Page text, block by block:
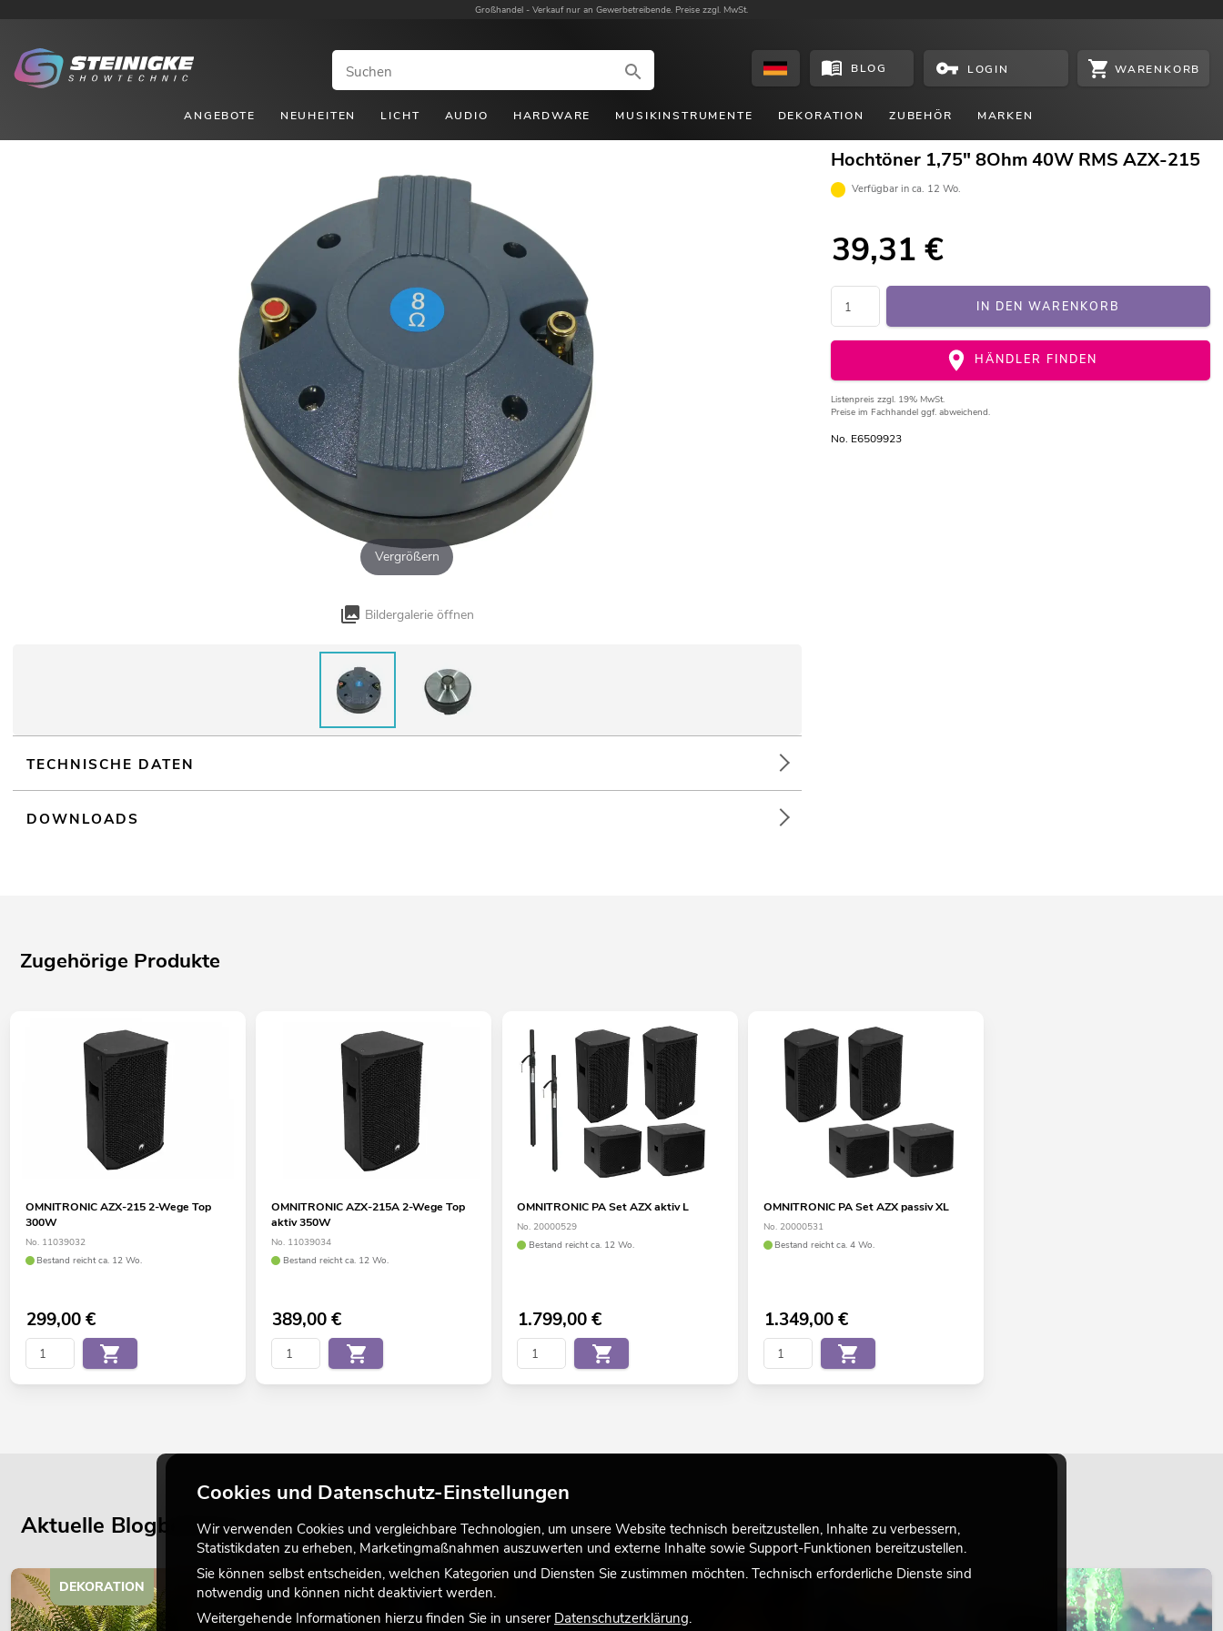
Großhandel - Verkauf nur an Gewerbetreibende. Preise zzgl. MwSt.
BLOG LOGIN WARENKORB
ANGEBOTE NEUHEITEN LICHT AUDIO HARDWARE MUSIKINSTRUMENTE DEKORATION ZUBEHÖR MARKEN
Vergrößern
Bildergalerie öffnen
Hochtöner 1,75" 8Ohm 40W RMS AZX-215
Verfügbar in ca. 12 Wo.
39,31 €
IN DEN WARENKORB
HÄNDLER FINDEN
Listenpreis zzgl. 19% MwSt.
Preise im Fachhandel ggf. abweichend.
No. E6509923
TECHNISCHE DATEN
DOWNLOADS
Zugehörige Produkte
OMNITRONIC AZX-215 2-Wege Top
300W
No. 11039032
Bestand reicht ca. 12 Wo.
299,00€
OMNITRONIC AZX-215A 2-Wege Top
aktiv 350W
No. 11039034
Bestand reicht ca. 12 Wo.
389,00€
OMNITRONIC PA Set AZX aktiv L
No. 20000529
Bestand reicht ca. 12 Wo.
1.799,00€
OMNITRONIC PA Set AZX passiv XL
No. 20000531
Bestand reicht ca. 4 Wo.
1.349,00€
Aktuelle Blogbeiträge
DEKORATION LICHT
Cookies und Datenschutz-Einstellungen
Wir verwenden Cookies und vergleichbare Technologien, um unsere Website technisch bereitzustellen, Inhalte zu verbessern,
Statistikdaten zu erheben, Marketingmaßnahmen auszuwerten und externe Inhalte sowie Support-Funktionen bereitzustellen.
Sie können selbst entscheiden, welchen Kategorien und Diensten Sie zustimmen möchten. Technisch erforderliche Dienste sind
notwendig und können nicht deaktiviert werden.
Weitergehende Informationen hierzu finden Sie in unserer Datenschutzerklärung.